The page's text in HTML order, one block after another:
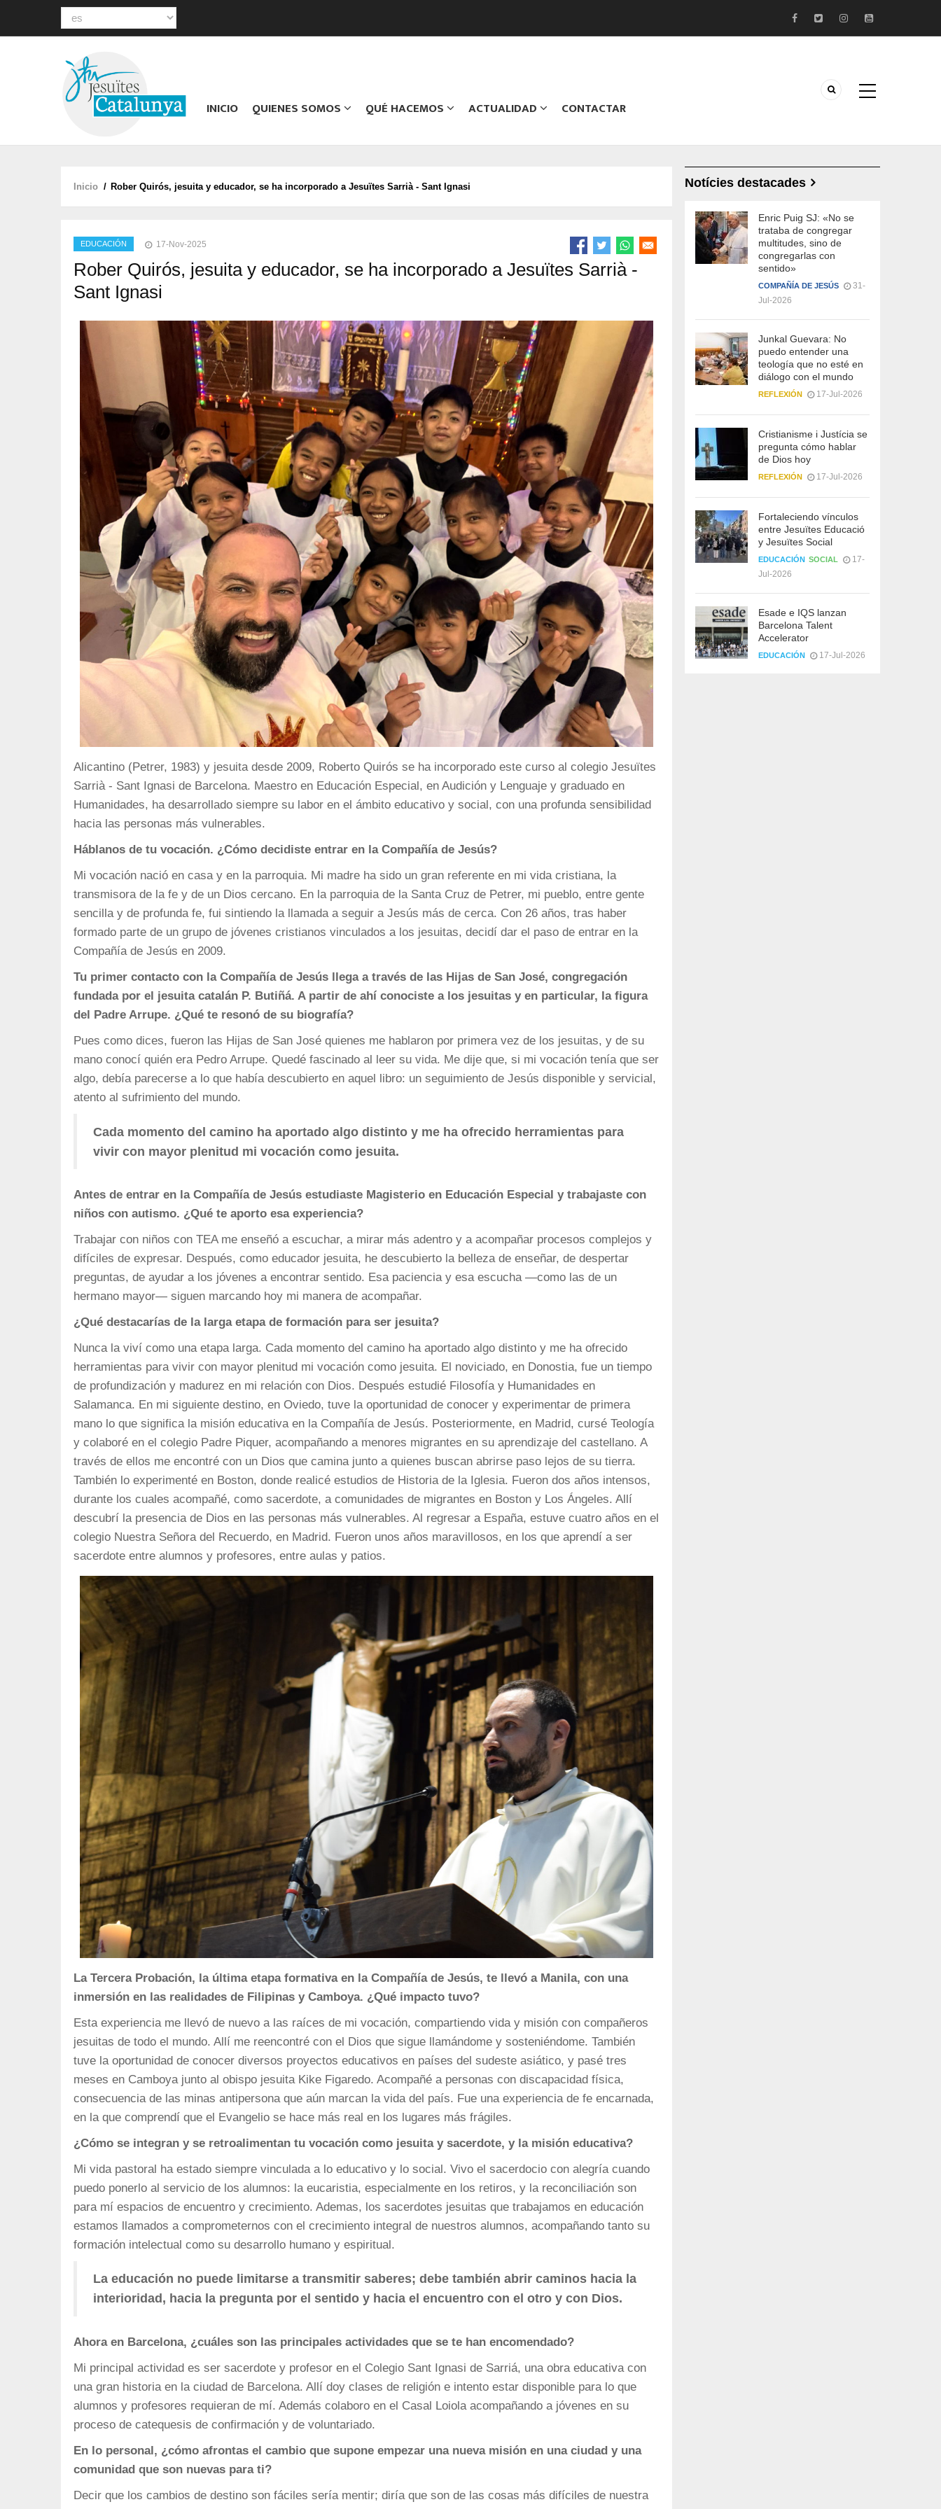
Select
INICIO QUIENES SOMOS QUÉ HACEMOS ACTUALIDAD CONTACTAR
Sobrescribir
de
ayuda
a
la
Inicio / Rober Quirós, jesuita y educador, se ha incorporado a Jesuïtes Sarrià - Sant Ignasi
EDUCACIÓN 17-Nov-2025
Rober Quirós, jesuita y educador, se ha incorporado a Jesuïtes Sarrià -
Sant Ignasi
Alicantino (Petrer, 1983) y jesuita desde 2009, Roberto Quirós se ha incorporado este curso al colegio Jesuïtes
Sarrià - Sant Ignasi de Barcelona. Maestro en Educación Especial, en Audición y Lenguaje y graduado en
Humanidades, ha desarrollado siempre su labor en el ámbito educativo y social, con una profunda sensibilidad
hacia las personas más vulnerables.
Háblanos de tu vocación. ¿Cómo decidiste entrar en la Compañía de Jesús?
Mi vocación nació en casa y en la parroquia. Mi madre ha sido un gran referente en mi vida cristiana, la
transmisora de la fe y de un Dios cercano. En la parroquia de la Santa Cruz de Petrer, mi pueblo, entre gente
sencilla y de profunda fe, fui sintiendo la llamada a seguir a Jesús más de cerca. Con 26 años, tras haber
formado parte de un grupo de jóvenes cristianos vinculados a los jesuitas, decidí dar el paso de entrar en la
Compañía de Jesús en 2009.
Tu primer contacto con la Compañía de Jesús llega a través de las Hijas de San José, congregación
fundada por el jesuita catalán P. Butiñá. A partir de ahí conociste a los jesuitas y en particular, la figura
del Padre Arrupe. ¿Qué te resonó de su biografía?
Pues como dices, fueron las Hijas de San José quienes me hablaron por primera vez de los jesuitas, y de su
mano conocí quién era Pedro Arrupe. Quedé fascinado al leer su vida. Me dije que, si mi vocación tenía que ser
algo, debía parecerse a lo que había descubierto en aquel libro: un seguimiento de Jesús disponible y servicial,
atento al sufrimiento del mundo.
Cada momento del camino ha aportado algo distinto y me ha ofrecido herramientas para
vivir con mayor plenitud mi vocación como jesuita.
Antes de entrar en la Compañía de Jesús estudiaste Magisterio en Educación Especial y trabajaste con
niños con autismo. ¿Qué te aporto esa experiencia?
Trabajar con niños con TEA me enseñó a escuchar, a mirar más adentro y a acompañar procesos complejos y
difíciles de expresar. Después, como educador jesuita, he descubierto la belleza de enseñar, de despertar
preguntas, de ayudar a los jóvenes a encontrar sentido. Esa paciencia y esa escucha —como las de un
hermano mayor— siguen marcando hoy mi manera de acompañar.
¿Qué destacarías de la larga etapa de formación para ser jesuita?
Nunca la viví como una etapa larga. Cada momento del camino ha aportado algo distinto y me ha ofrecido
herramientas para vivir con mayor plenitud mi vocación como jesuita. El noviciado, en Donostia, fue un tiempo
de profundización y madurez en mi relación con Dios. Después estudié Filosofía y Humanidades en
Salamanca. En mi siguiente destino, en Oviedo, tuve la oportunidad de conocer y experimentar de primera
mano lo que significa la misión educativa en la Compañía de Jesús. Posteriormente, en Madrid, cursé Teología
y colaboré en el colegio Padre Piquer, acompañando a menores migrantes en su aprendizaje del castellano. A
través de ellos me encontré con un Dios que camina junto a quienes buscan abrirse paso lejos de su tierra.
También lo experimenté en Boston, donde realicé estudios de Historia de la Iglesia. Fueron dos años intensos,
durante los cuales acompañé, como sacerdote, a comunidades de migrantes en Boston y Los Ángeles. Allí
descubrí la presencia de Dios en las personas más vulnerables. Al regresar a España, estuve cuatro años en el
colegio Nuestra Señora del Recuerdo, en Madrid. Fueron unos años maravillosos, en los que aprendí a ser
sacerdote entre alumnos y profesores, entre aulas y patios.
La Tercera Probación, la última etapa formativa en la Compañía de Jesús, te llevó a Manila, con una
inmersión en las realidades de Filipinas y Camboya. ¿Qué impacto tuvo?
Esta experiencia me llevó de nuevo a las raíces de mi vocación, compartiendo vida y misión con compañeros
jesuitas de todo el mundo. Allí me reencontré con el Dios que sigue llamándome y sosteniéndome. También
tuve la oportunidad de conocer diversos proyectos educativos en países del sudeste asiático, y pasé tres
meses en Camboya junto al obispo jesuita Kike Figaredo. Acompañé a personas con discapacidad física,
consecuencia de las minas antipersona que aún marcan la vida del país. Fue una experiencia de fe encarnada,
en la que comprendí que el Evangelio se hace más real en los lugares más frágiles.
¿Cómo se integran y se retroalimentan tu vocación como jesuita y sacerdote, y la misión educativa?
Mi vida pastoral ha estado siempre vinculada a lo educativo y lo social. Vivo el sacerdocio con alegría cuando
puedo ponerlo al servicio de los alumnos: la eucaristia, especialmente en los retiros, y la reconciliación son
para mí espacios de encuentro y crecimiento. Ademas, los sacerdotes jesuitas que trabajamos en educación
estamos llamados a comprometernos con el crecimiento integral de nuestros alumnos, acompañando tanto su
formación intelectual como su desarrollo humano y espiritual.
La educación no puede limitarse a transmitir saberes; debe también abrir caminos hacia la
interioridad, hacia la pregunta por el sentido y hacia el encuentro con el otro y con Dios.
Ahora en Barcelona, ¿cuáles son las principales actividades que se te han encomendado?
Mi principal actividad es ser sacerdote y profesor en el Colegio Sant Ignasi de Sarriá, una obra educativa con
una gran historia en la ciudad de Barcelona. Allí doy clases de religión e intento estar disponible para lo que
alumnos y profesores requieran de mí. Además colaboro en el Casal Loiola acompañando a jóvenes en su
proceso de catequesis de confirmación y de voluntariado.
En lo personal, ¿cómo afrontas el cambio que supone empezar una nueva misión en una ciudad y una
comunidad que son nuevas para ti?
Decir que los cambios de destino son fáciles sería mentir; diría que son de las cosas más difíciles de nuestra
Notícies destacades
Enric Puig SJ: «No se
trataba de congregar
multitudes, sino de
congregarlas con
sentido»
COMPAÑÍA DE JESÚS
31-
Jul-2026
Junkal Guevara: No
puedo entender una
teología que no esté en
diálogo con el mundo
REFLEXIÓN 17-Jul-2026
Cristianisme i Justícia se
pregunta cómo hablar
de Dios hoy
REFLEXIÓN 17-Jul-2026
Fortaleciendo vínculos
entre Jesuïtes Educació
y Jesuïtes Social
EDUCACIÓN SOCIAL
17-
Jul-2026
Esade e IQS lanzan
Barcelona Talent
Accelerator
EDUCACIÓN 17-Jul-2026